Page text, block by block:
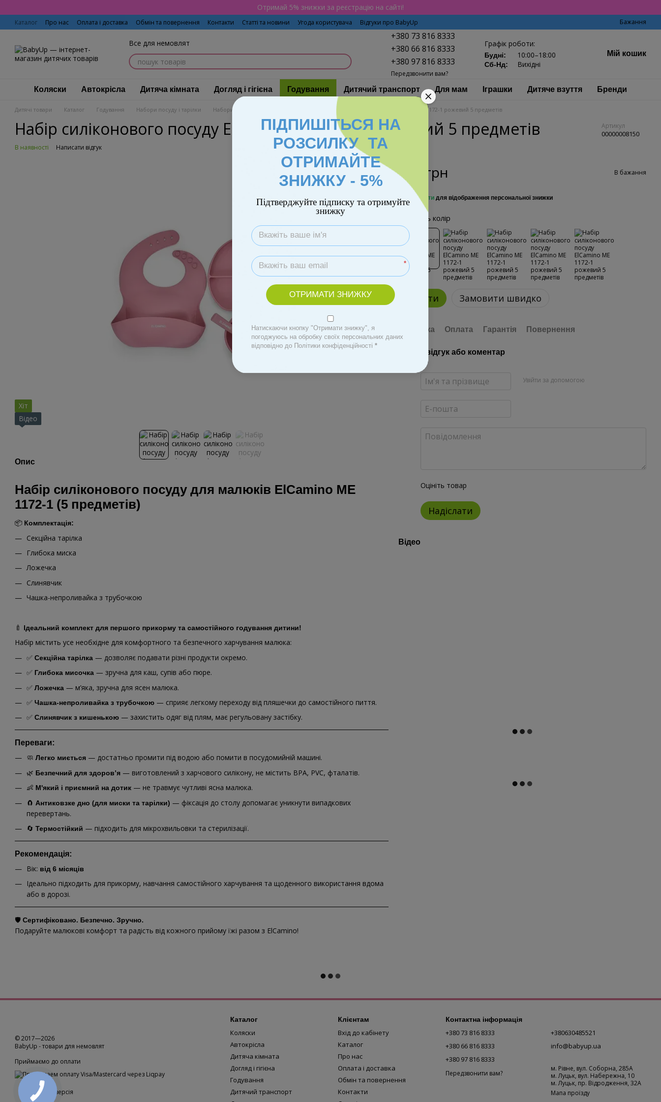
Отримай 5% знижки за реєстрацію на сайті!
Каталог Про нас Оплата і доставка Обмін та повернення Контакти Статті та новини Угода користувача Відгуки про BabyUp Бажання
Все для немовлят
+380 73 816 8333
+380 66 816 8333
+380 97 816 8333
Передзвонити вам?
Графік роботи:
Будні: 10:00–18:00
Сб-Нд: Вихідні
Мій кошик
Коляски Автокрісла Дитяча кімната Догляд і гігієна Годування Дитячий транспорт Для мам Іграшки Дитяче взуття Бренди
Дитячі товари Каталог Годування Набори посуду і тарілки Набори посуду і тарілки ElCamino Набір силіконового посуду ElCamino ME 1172-1 рожевий 5 предметів
Набір силіконового посуду ElCamino ME 1172-1 рожевий 5 предметів Артикул
00000008150
В наявності Написати відгук
Хіт
Відео
Опис
Набір силіконового посуду для малюків ElCamino ME
1172-1 (5 предметів)
📦 Комплектація:
Секційна тарілка
Глибока миска
Ложечка
Слинявчик
Чашка-непроливайка з трубочкою
🍼 Ідеальний комплект для першого прикорму та самостійного годування дитини!
Набір містить усе необхідне для комфортного та безпечного харчування малюка:
✅ Секційна тарілка — дозволяє подавати різні продукти окремо.
✅ Глибока мисочка — зручна для каш, супів або пюре.
✅ Ложечка — м’яка, зручна для ясен малюка.
✅ Чашка-непроливайка з трубочкою — сприяє легкому переходу від пляшечки до самостійного пиття.
✅ Слинявчик з кишенькою — захистить одяг від плям, має регульовану застібку.
Переваги:
🧼 Легко миється — достатньо промити під водою або помити в посудомийній машині.
🌿 Безпечний для здоров’я — виготовлений з харчового силікону, не містить BPA, PVC, фталатів.
👶 М'який і приємний на дотик — не травмує чутливі ясна малюка.
🧲 Антиковзке дно (для миски та тарілки) — фіксація до столу допомагає уникнути випадкових
перевертань.
🔄 Термостійкий — підходить для мікрохвильовки та стерилізації.
Рекомендація:
Вік: від 6 місяців
Ідеально підходить для прикорму, навчання самостійного харчування та щоденного використання вдома
або в дорозі.
🛡️ Сертифіковано. Безпечно. Зручно.
Подаруйте малюкові комфорт та радість від кожного прийому їжі разом з ElCamino!
649 грн В бажання
Увійти для відображення персональної знижки
Виберіть колір
Купити Замовити швидко
Доставка Оплата Гарантія Повернення
Новий відгук або коментар
Увійти за допомогою
Оцініть товар
Надіслати
Відео
© 2017—2026
BabyUp -товари для немовлят
Приймаємо до оплати
Мобільна версія
Каталог
Коляски
Автокрісла
Дитяча кімната
Догляд і гігієна
Годування
Дитячий транспорт
Клієнтам
Вхід до кабінету
Каталог
Про нас
Оплата і доставка
Обмін та повернення
Контакти
Контактна інформація
+380 73 816 8333
+380 66 816 8333
+380 97 816 8333
Передзвонити вам?
+380630485521
info@babyup.ua
м. Рівне, вул. Соборна, 285А
м. Луцьк, вул. Набережна, 10
м. Луцьк, пр. Відродження, 32А
Мапа проїзду
ПІДПИШІТЬСЯ НА
РОЗСИЛКУ ТА
ОТРИМАЙТЕ
ЗНИЖКУ - 5%
Підтверджуйте підписку та отримуйте
знижку
*
ОТРИМАТИ ЗНИЖКУ
Натискаючи кнопку "Отримати знижку", я
погоджуюсь на обробку своїх персональних даних
відповідно до Політики конфіденційності *